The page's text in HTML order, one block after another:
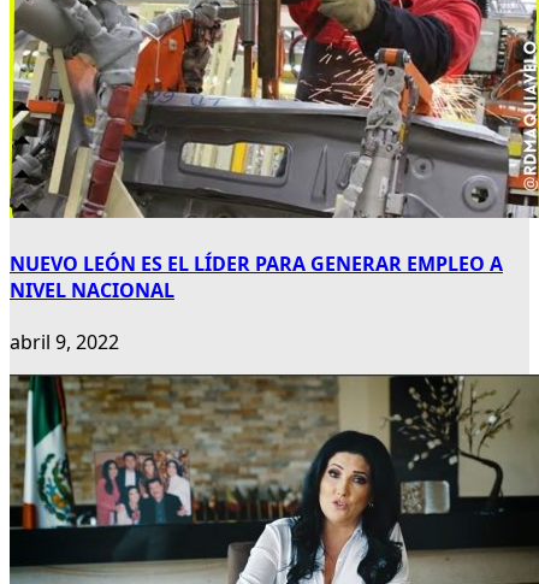
NUEVO LEÓN ES EL LÍDER PARA GENERAR EMPLEO A
NIVEL NACIONAL
abril 9, 2022